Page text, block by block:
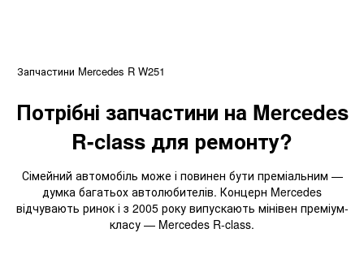
Потрібні запчастини на Mercedes
R-class для ремонту?
Сімейний автомобіль може і повинен бути преміальним —
думка багатьох автолюбителів. Концерн Mercedes
відчувають ринок і з 2005 року випускають мінівен преміум-
класу — Mercedes R-class.
Запчастини Mercedes R W251